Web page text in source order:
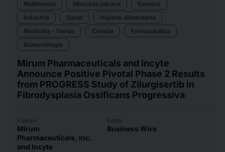
Multimedia Mercado laboral
Eventos
Industria
Salud
Higiene alimentaria
Medicina - Varios
Ciencia
Farmacéutica
Biotecnología
Mirum Pharmaceuticals and Incyte
Announce Positive Pivotal Phase 2 Results
from PROGRESS Study of Zilurgisertib in
Fibrodysplasia Ossificans Progressiva
Fuente
Mirum
Pharmaceuticals, Inc.
and Incyte
Editor
Business Wire